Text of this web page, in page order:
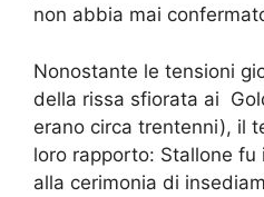
non abbia mai
Nonostante le tensioni
della rissa sfiorata ai
erano circa trentenni), il
loro rapporto: Stallone fu
alla cerimonia di